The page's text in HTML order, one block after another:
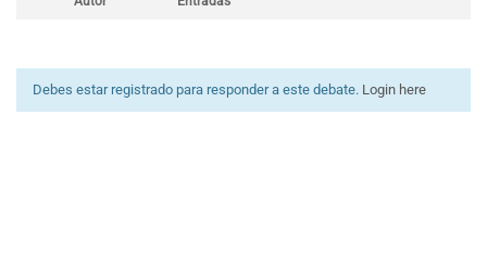
Debes estar registrado para responder a este debate. Login here